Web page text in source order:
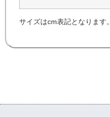
サイズはcm表記となります。